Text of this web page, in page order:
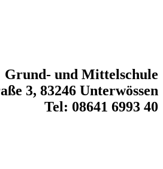
Grund- und Mittelschule
3, 83246 Unterwössen
Tel: 08641 6993 40